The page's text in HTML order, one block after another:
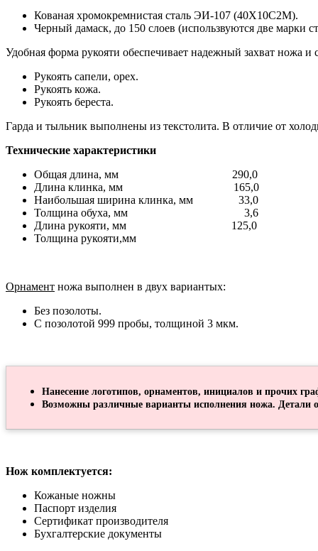
Кованая хромокремнистая сталь ЭИ-107 (40Х10С2М).
Черный дамаск, до 150 слоев (использвуются две
Удобная форма рукояти обеспечивает надежный захват ножа
Рукоять сапели, орех.
Рукоять кожа.
Рукоять береста.
Гарда и тыльник выполнены из текстолита. В отличие от
Технические характеристики
Общая длина, мм 290,0
Длина клинка, мм 165,0
Наибольшая ширина клинка, мм 33,0
Толщина обуха, мм 3,6
Длина рукояти, мм 125,0
Толщина рукояти,мм
Орнамент ножа выполнен в двух вариантых:
Без позолоты.
С позолотой 999 пробы, толщиной 3 мкм.
Нанесение логотипов, орнаментов, инициалов и прочих
Возможны различные варианты исполнения ножа. Детали
Нож комплектуется:
Кожаные ножны
Паспорт изделия
Сертификат производителя
Бухгалтерские документы